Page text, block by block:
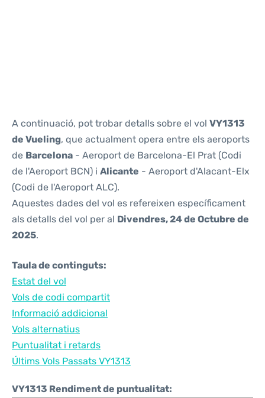
A continuació, pot trobar detalls sobre el vol VY1313
de Vueling, que actualment opera entre els aeroports
de Barcelona - Aeroport de Barcelona-El Prat (Codi
de l'Aeroport BCN) i Alicante - Aeroport d'Alacant-Elx
(Codi de l'Aeroport ALC).
Aquestes dades del vol es refereixen específicament
als detalls del vol per al Divendres, 24 de Octubre de
2025.
Taula de continguts:
Estat del vol
Vols de codi compartit
Informació addicional
Vols alternatius
Puntualitat i retards
Últims Vols Passats VY1313
VY1313 Rendiment de puntualitat: